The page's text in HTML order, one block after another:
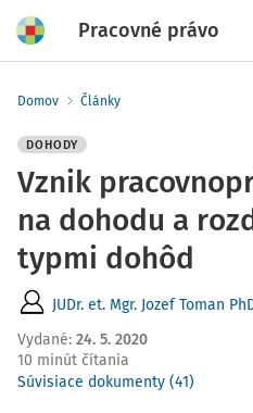
Pracovné právo
Domov Články
DOHODY
Vznik
na dohodu a
typmi dohôd
JUDr. et. Mgr. Jozef Toman
Vydané: 24. 5. 2020
10 minút čítania
Súvisiace dokumenty (41)